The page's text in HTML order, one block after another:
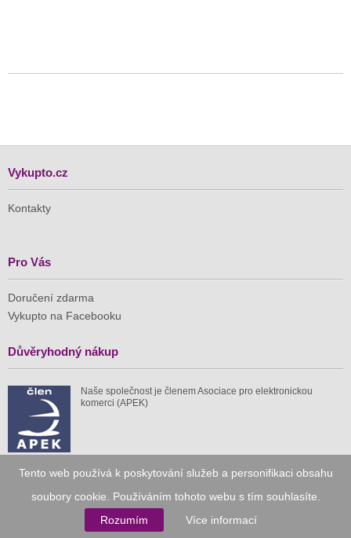
Tento web používá k poskytování služeb a personifikaci obsahu
soubory cookie. Používáním tohoto webu s tím souhlasíte.
Rozumím
Více informací
Vykupto.cz
Kontakty
Pro Vás
Doručení zdarma
Vykupto na Facebooku
Důvěryhodný nákup
Naše společnost je členem Asociace pro elektronickou
komerci (APEK)
1 511 mil.